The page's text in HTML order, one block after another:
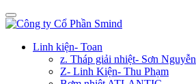
Linh kiện- Toan
z. Tháp giải nhiệt- Sơn Nguyễn
Z- Linh Kiện- Thu Phạm